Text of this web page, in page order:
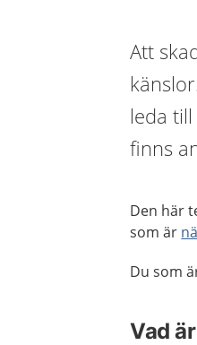
Att
leda
finns
Den här
som är
Du som
Vad